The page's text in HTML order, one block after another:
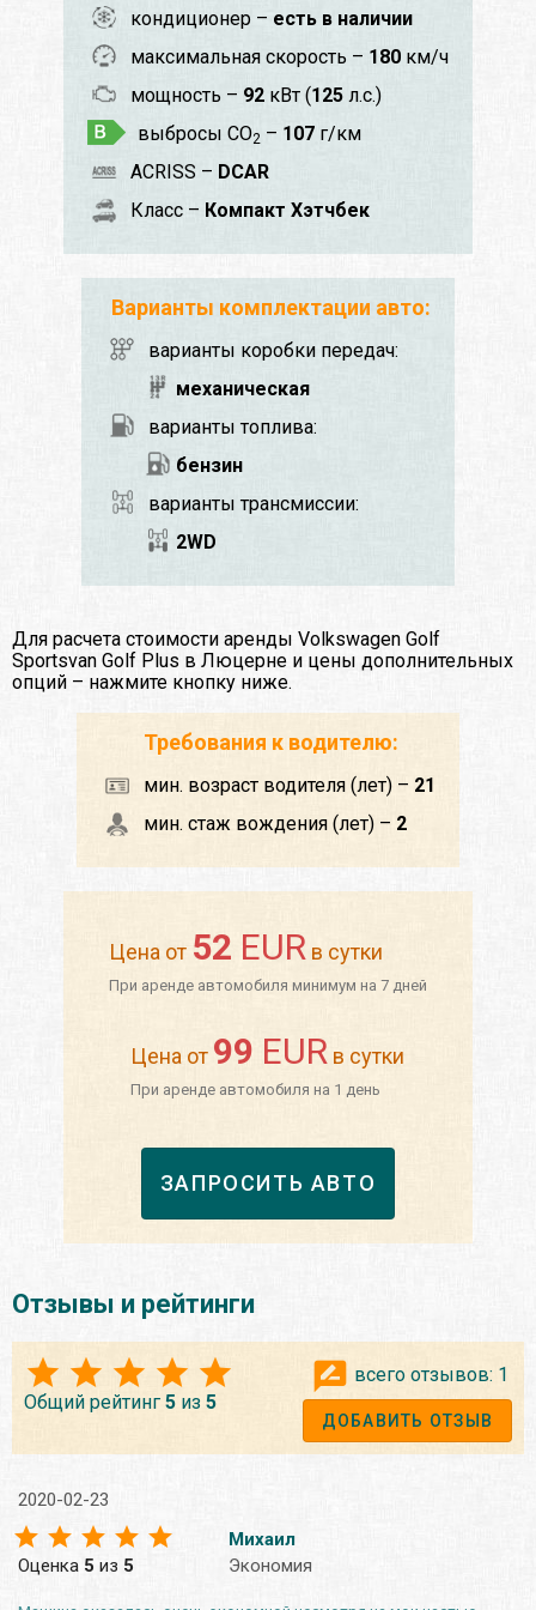
кондиционер – есть в наличии
максимальная скорость – 180 км/ч
мощность – 92 кВт (125 л.с.)
выбросы CO2 – 107 г/км
ACRISS – DCAR
Класс – Компакт Хэтчбек
Варианты комплектации авто:
варианты коробки передач:
механическая
варианты топлива:
бензин
варианты трансмиссии:
2WD
Для расчета стоимости аренды Volkswagen Golf
Sportsvan Golf Plus в Люцерне и цены дополнительных
опций – нажмите кнопку ниже.
Требования к водителю:
мин. возраст водителя (лет) – 21
мин. стаж вождения (лет) – 2
Цена от 52 EUR в сутки
При аренде автомобиля минимум на 7 дней
Цена от 99 EUR в сутки
При аренде автомобиля на 1 день
ЗАПРОСИТЬ АВТО
Отзывы и рейтинги
Общий рейтинг 5 из 5
всего отзывов: 1
ДОБАВИТЬ ОТЗЫВ
2020-02-23
Оценка 5 из 5
Михаил
Экономия